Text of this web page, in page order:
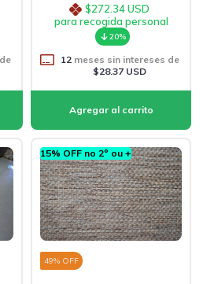
$272.34 USD
para recogida personal
20%
12meses sin intereses de
$28.37 USD
15% OFF no 2º ou +
49% OFF